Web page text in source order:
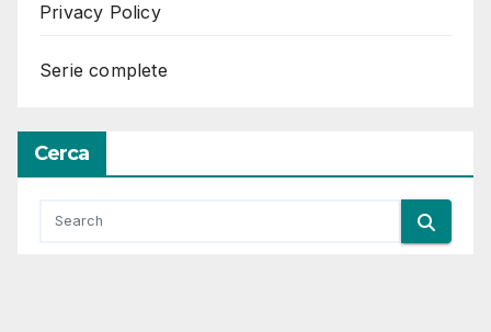
Privacy Policy
Serie complete
Cerca